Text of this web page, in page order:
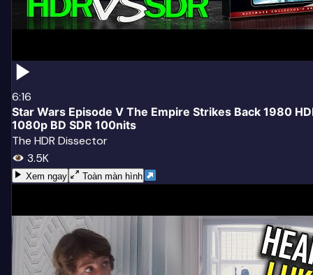
6:16
Star Wars Episode V The Empire Strikes Back 1980
1080p BD SDR 100nits
The HDR Dissector
3.5K
Xem ngay Toàn màn hình